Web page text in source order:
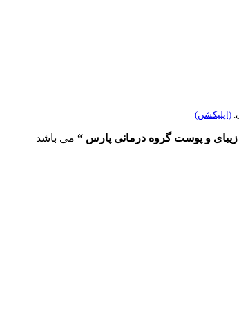
(اپلیکشن)
زیبای و پوست گروه درمانی پارس “ می باشد